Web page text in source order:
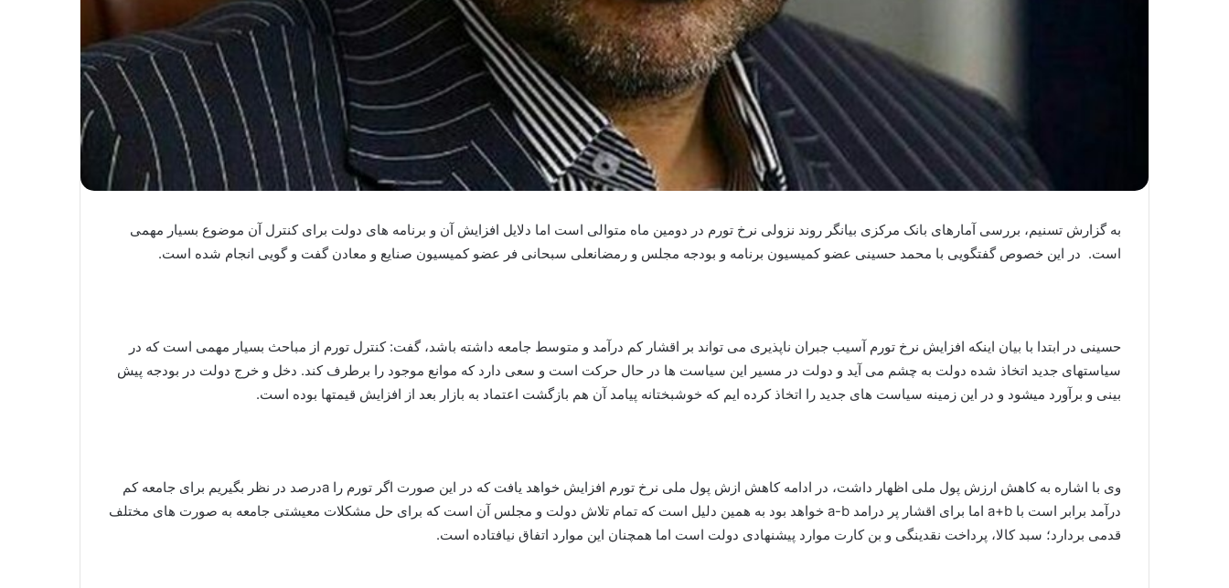
به گزارش تسنیم، بررسی آمارهای بانک مرکزی بیانگر روند نزولی نرخ تورم در دومین ماه متوالی است اما دلایل افزایش آن و برنامه های دولت برای کنترل آن موضوع بسیار مهمی
است. در این خصوص گفتگویی با محمد حسینی عضو کمیسیون برنامه و بودجه مجلس و رمضانعلی سبحانی فر عضو کمیسیون صنایع و معادن گفت و گویی انجام شده است.
حسینی در ابتدا با بیان اینکه افزایش نرخ تورم آسیب جبران ناپذیری می تواند بر اقشار کم درآمد و متوسط جامعه داشته باشد، گفت: کنترل تورم از مباحث بسیار مهمی است که در
سیاستهای جدید اتخاذ شده دولت به چشم می آید و دولت در مسیر این سیاست ها در حال حرکت است و سعی دارد که موانع موجود را برطرف کند. دخل و خرج دولت در بودجه پیش
بینی و برآورد میشود و در این زمینه سیاست های جدید را اتخاذ کرده ایم که خوشبختانه پیامد آن هم بازگشت اعتماد به بازار بعد از افزایش قیمتها بوده است.
وی با اشاره به کاهش ارزش پول ملی اظهار داشت، در ادامه کاهش ازش پول ملی نرخ تورم افزایش خواهد یافت که در این صورت اگر تورم را aدرصد در نظر بگیریم برای جامعه کم
درآمد برابر است با a+b اما برای اقشار پر درامد a-b خواهد بود به همین دلیل است که تمام تلاش دولت و مجلس آن است که برای حل مشکلات معیشتی جامعه به صورت های مختلف
قدمی بردارد؛ سبد کالا، پرداخت نقدینگی و بن کارت موارد پیشنهادی دولت است اما همچنان این موارد اتفاق نیافتاده است.